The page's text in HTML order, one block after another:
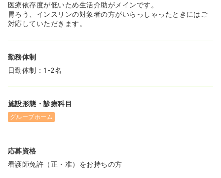
医療依存度が低いため生活介助がメインです。
胃ろう、インスリンの対象者の方がいらっしゃったときにはご
対応していただきます。
勤務体制
日勤体制：1-2名
施設形態・診療科目
グループホーム
応募資格
看護師免許（正・准）をお持ちの方